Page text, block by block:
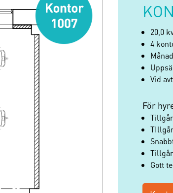
20,0
4
Vid
För
Gott
Jag har glömt mitt lösenord